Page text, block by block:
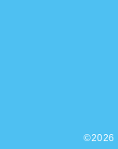
©2026